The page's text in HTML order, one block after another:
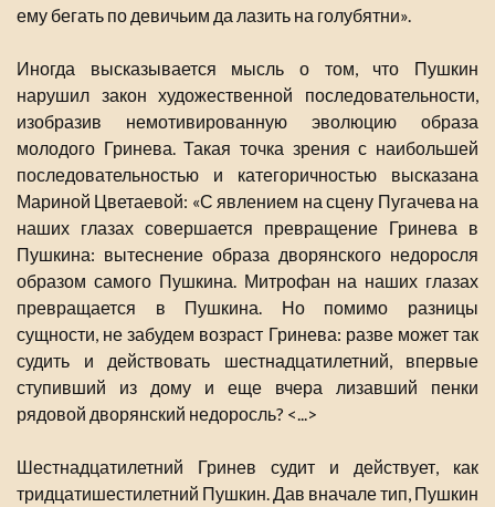
ему бегать по девичьим да лазить на голубятни».
Иногда высказывается мысль о том, что Пушкин
нарушил закон художественной последовательности,
изобразив немотивированную эволюцию образа
молодого Гринева. Такая точка зрения с наибольшей
последовательностью и категоричностью высказана
Мариной Цветаевой: «С явлением на сцену Пугачева на
наших глазах совершается превращение Гринева в
Пушкина: вытеснение образа дворянского недоросля
образом самого Пушкина. Митрофан на наших глазах
превращается в Пушкина. Но помимо разницы
сущности, не забудем возраст Гринева: разве может так
судить и действовать шестнадцатилетний, впервые
ступивший из дому и еще вчера лизавший пенки
рядовой дворянский недоросль? <...>
Шестнадцатилетний Гринев судит и действует, как
тридцатишестилетний Пушкин. Дав вначале тип, Пушкин